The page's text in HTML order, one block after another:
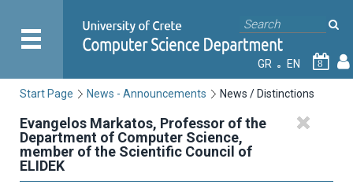
GR EN 8
Start Page News - Announcements News / Distinctions
Evangelos Markatos, Professor of the
Department of Computer Science,
member of the Scientific Council of
ELIDEK